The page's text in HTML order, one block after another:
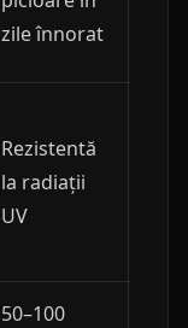
zile înnorat
Rezistentă
la radiații
UV
50–100